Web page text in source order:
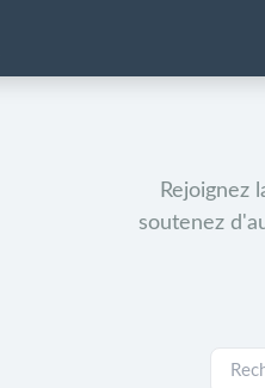
Rejoignez
soutenez